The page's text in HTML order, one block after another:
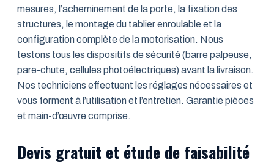
mesures, l’acheminement de la porte, la fixation des
structures, le montage du tablier enroulable et la
configuration complète de la motorisation. Nous
testons tous les dispositifs de sécurité (barre palpeuse,
pare-chute, cellules photoélectriques) avant la livraison.
Nos techniciens effectuent les réglages nécessaires et
vous forment à l’utilisation et l’entretien. Garantie pièces
et main-d’œuvre comprise.
Devis gratuit et étude de faisabilité